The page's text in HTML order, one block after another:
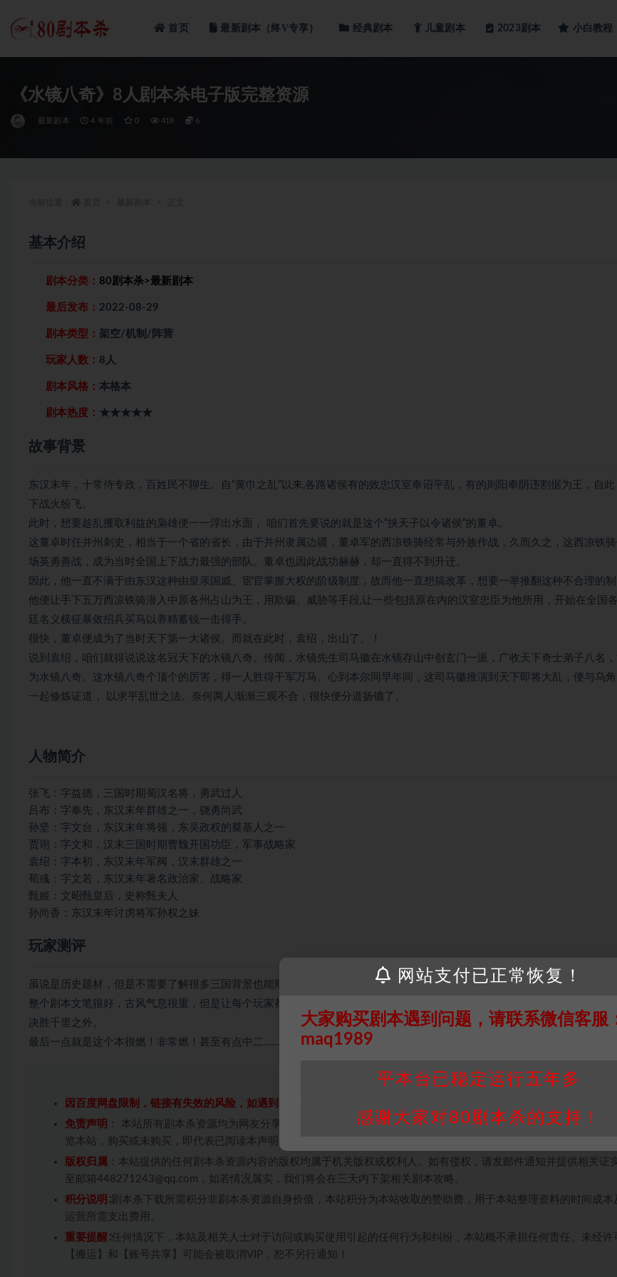
首页 最新剧本（终V专享） 经典剧本 儿童剧本 2023剧本 小白教程
《水镜八奇》8人剧本杀电子版完整资源
最新剧本 4 年前 0 418 6
基本介绍
剧本分类： 80剧本杀>最新剧本
最后发布： 2022-08-29
剧本类型： 架空/机制/阵营
玩家人数： 8人
剧本风格： 本格本
剧本热度： ★★★★★
故事背景
东汉末年，十常侍专政，百姓民不聊生。自“黄巾之乱”以来,各路诸侯有的效忠汉室奉诏平乱，有的则阳奉阴违割据为王，自此
下战火纷飞。
此时，想要趁乱攫取利益的枭雄便一一浮出水面， 咱们首先要说的就是这个”挟天子以令诸侯”的董卓。
这董卓时任并州刺史，相当于一个省的省长，由于并州隶属边疆，董卓军的西凉铁骑经常与外族作战，久而久之，这西凉铁
场英勇善战，成为当时全国上下战力最强的部队。董卓也因此战功赫赫，却一直得不到升迁。
因此，他一直不满于由东汉这种由皇亲国戚、宦官掌握大权的阶级制度，故而他一直想搞改革，想要一举推翻这种不合理的
他便让手下五万西凉铁骑潜入中原各州占山为王，用欺骗、威胁等手段,让一些包括原在内的汉室忠臣为他所用，开始在全国
廷名义横征暴敛招兵买马以养精蓄锐一击得手。
很快，董卓便成为了当时天下第一大诸侯。而就在此时，袁绍，出山了。！
说到袁绍，咱们就得说说这名冠天下的水镜八奇。传闻，水镜先生司马徽在水镜存山中创玄门一派，广收天下奇士弟子八名，
为水镜八奇。这水镜八奇个顶个的厉害，得一人胜得干军万马。心到本尔同早年间，这司马徽推演到天下即将大乱，便与乌
一起修炼证道， 以求平乱世之法。奈何两人渐渐三观不合，很快便分道扬镳了。
人物简介
张飞：字益德，三国时期蜀汉名将，勇武过人
吕布：字奉先，东汉末年群雄之一，骁勇尚武
孙坚：字文台，东汉末年将领，东吴政权的奠基人之一
贾诩：字文和，汉末三国时期曹魏开国功臣，军事战略家
袁绍：字本初，东汉末年军阀，汉末群雄之一
荀彧：字文若，东汉末年著名政治家、战略家
甄姬：文昭甄皇后，史称甄夫人
孙尚香：东汉末年讨虏将军孙权之妹
玩家测评
虽说是历史题材，但是不需要了解很多三国背景也能顺畅体验这个本。
整个剧本文笔很好，古风气息很重，但是让每个玩家都能轻松读懂。每个玩家拿到剧本的时候都会化身三国中的谋士，运筹帷
决胜千里之外。
最后一点就是这个本很燃！非常燃！甚至有点中二……
因百度网盘限制，链接有失效的风险，如遇到无效链接请联系客服补发！！！网盘不限速下载神器→
免责声明 ： 本站所有剧本杀资源均为网友分享投稿+个人整理而来，仅供学习研究使用，请勿用于商业用途!任何人访
览本站，购买或未购买，即代表已阅读本声明，理解并同意受本条约约束，并遵守所有适用的法律法规。
版权归属 ：本站提供的任何剧本杀资源内容的版权均属于机关版权或权利人。如有侵权，请发邮件通知并提供相关证
至邮箱448271243@qq.com，如若情况属实，我们将会在三天内下架相关剧本攻略。
积分说明 ∶剧本杀下载所需积分非剧本杀资源自身价值，本站积分为本站收取的赞助费，用于本站整理资料的时间成本
运营所需支出费用。
重要提醒 ∶任何情况下，本站及相关人士对于访问或购买使用引起的任何行为和纠纷，本站概不承担任何责任。未经许
【搬运】和【账号共享】可能会被取消VIP，恕不另行通知！
网站支付已正常恢复！
大家购买剧本遇到问题，请联系微信客服
maq1989
平本台已稳定运行五年多
感谢大家对80剧本杀的支持！